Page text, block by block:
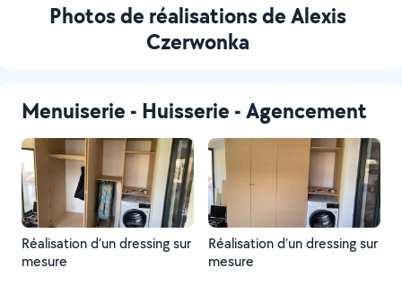
Photos de réalisations de Alexis
Czerwonka
Menuiserie - Huisserie - Agencement
Réalisation d’un dressing sur
mesure
Réalisation d’un dressing sur
mesure